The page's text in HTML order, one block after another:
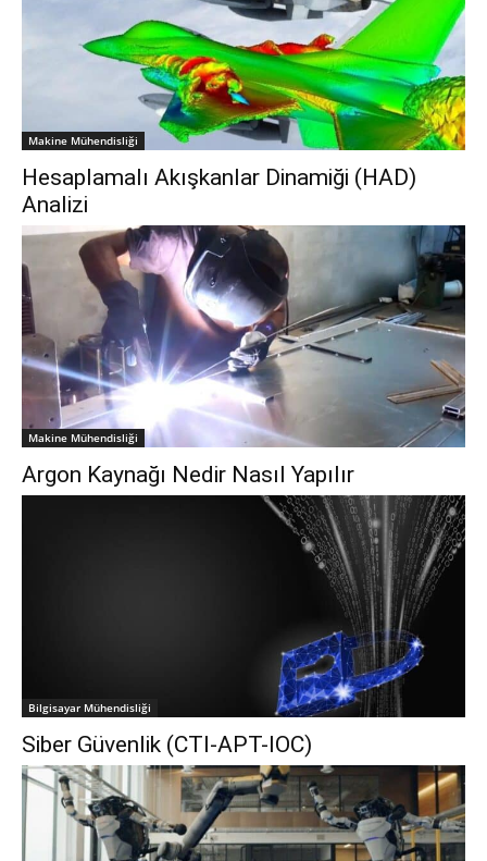
Makine Mühendisliği
Hesaplamalı Akışkanlar Dinamiği (HAD)
Analizi
Makine Mühendisliği
Argon Kaynağı Nedir Nasıl Yapılır
Bilgisayar Mühendisliği
Siber Güvenlik (CTI-APT-IOC)